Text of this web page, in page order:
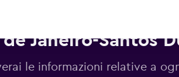
de Janeiro-Santos
le informazioni relative a